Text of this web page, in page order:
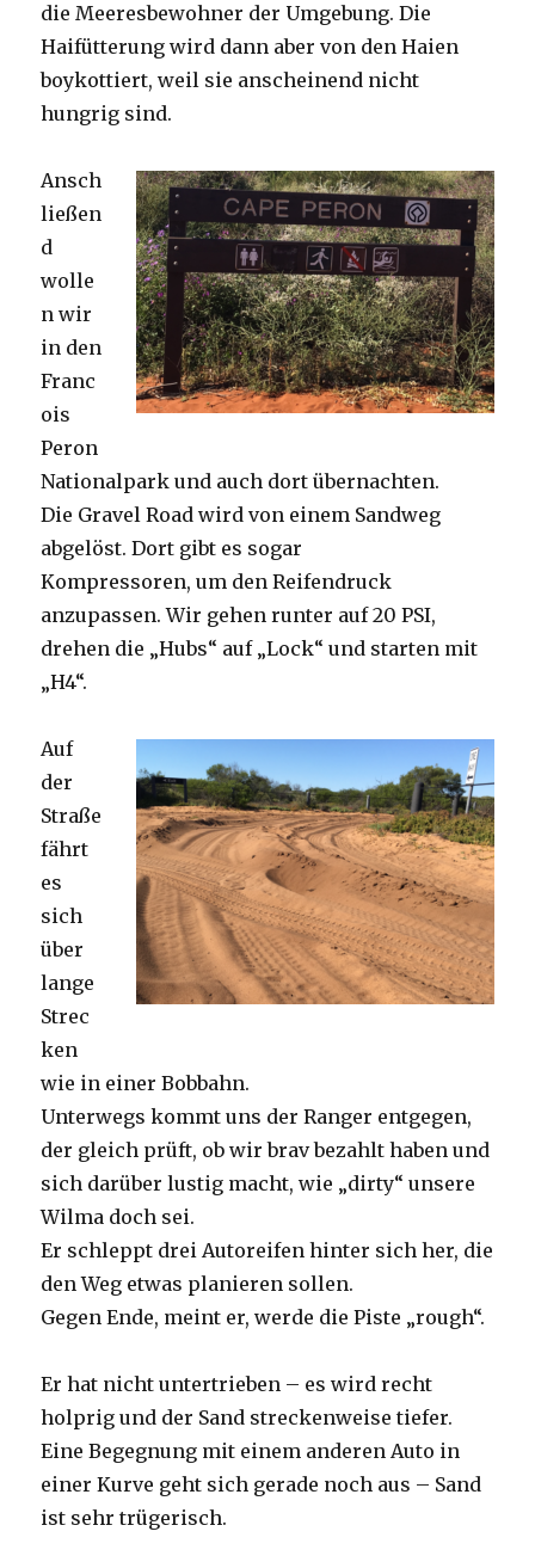
die Meeresbewohner der Umgebung. Die
Haifütterung wird dann aber von den Haien
boykottiert, weil sie anscheinend nicht
hungrig sind.
Ansch
ließen
d
wolle
n wir
in den
Franc
ois
Peron
Nationalpark und auch dort übernachten.
Die Gravel Road wird von einem Sandweg
abgelöst. Dort gibt es sogar
Kompressoren, um den Reifendruck
anzupassen. Wir gehen runter auf 20 PSI,
drehen die „Hubs“ auf „Lock“ und starten mit
„H4“.
Auf
der
Straße
fährt
es
sich
über
lange
Strec
ken
wie in einer Bobbahn.
Unterwegs kommt uns der Ranger entgegen,
der gleich prüft, ob wir brav bezahlt haben und
sich darüber lustig macht, wie „dirty“ unsere
Wilma doch sei.
Er schleppt drei Autoreifen hinter sich her, die
den Weg etwas planieren sollen.
Gegen Ende, meint er, werde die Piste „rough“.
Er hat nicht untertrieben – es wird recht
holprig und der Sand streckenweise tiefer.
Eine Begegnung mit einem anderen Auto in
einer Kurve geht sich gerade noch aus – Sand
ist sehr trügerisch.